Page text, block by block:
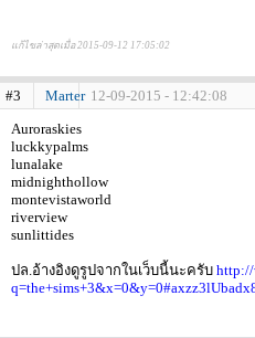
แก้ไขล่าสุดเมื่อ 2015-09-12 17:05:02
#3 Marter 12-09-2015 - 12:42:08
Auroraskies
luckkypalms
lunalake
midnighthollow
montevistaworld
riverview
sunlittides
ปล.อ้างอิงดูรูปจากในเว็บนี้นะครับ http://